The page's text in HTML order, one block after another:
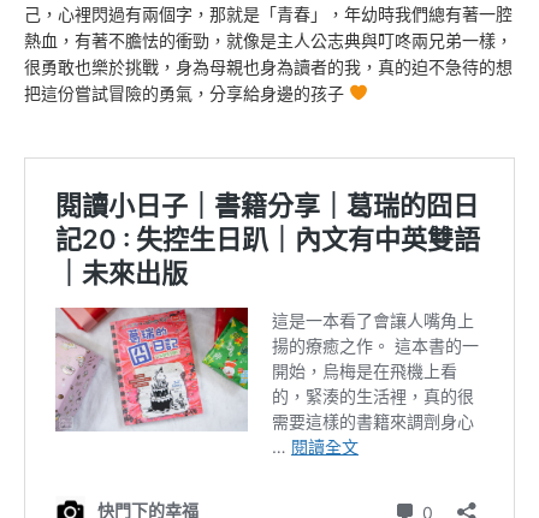
己，心裡閃過有兩個字，那就是「青春」，年幼時我們總有著一腔
熱血，有著不膽怯的衝勁，就像是主人公志典與叮咚兩兄弟一樣，
很勇敢也樂於挑戰，身為母親也身為讀者的我，真的迫不急待的想
把這份嘗試冒險的勇氣，分享給身邊的孩子